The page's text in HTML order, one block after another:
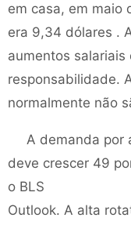
em casa, em maio
era 9,34 dólares .
aumentos salariais
responsabilidade.
normalmente não
A demanda por
deve crescer 49
o BLS
Outlook. A alta